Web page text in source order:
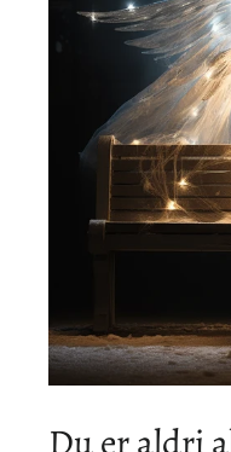
Du er aldri